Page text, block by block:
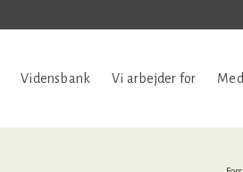
Vidensbank Vi arbejder for